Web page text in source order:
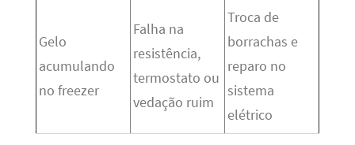
Gelo
acumulando
no freezer
Falha na
resistência,
termostato ou
vedação ruim
Troca de
borrachas e
reparo no
sistema
elétrico